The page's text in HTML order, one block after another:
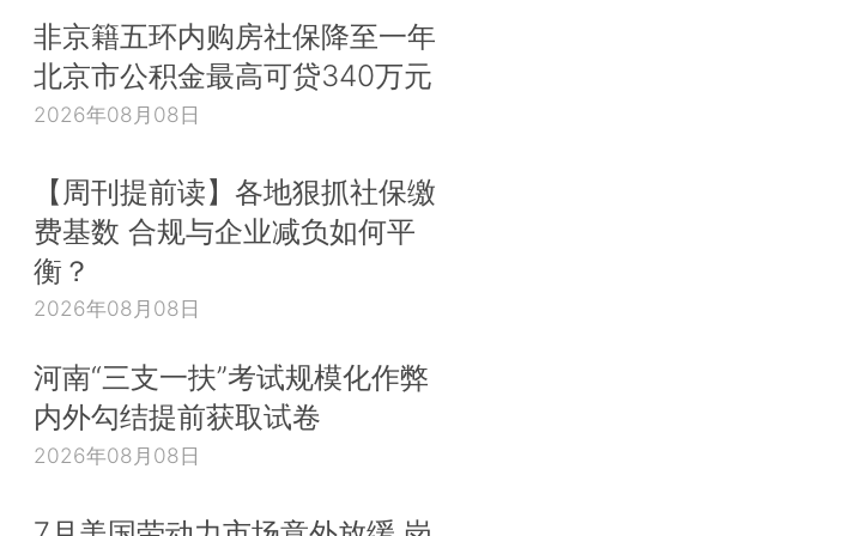
非京籍五环内购房社保降至一年
北京市公积金最高可贷340万元
2026年08月08日
【周刊提前读】各地狠抓社保缴
费基数 合规与企业减负如何平
衡？
2026年08月08日
河南“三支一扶”考试规模化作弊
内外勾结提前获取试卷
2026年08月08日